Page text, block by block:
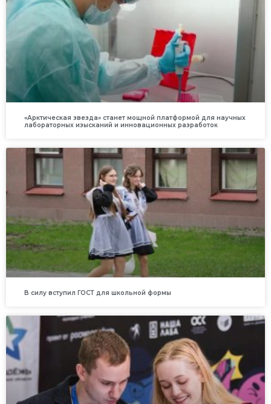
«Арктическая звезда» станет мощной платформой для научных
лабораторных изысканий и инновационных разработок
В силу вступил ГОСТ для школьной формы